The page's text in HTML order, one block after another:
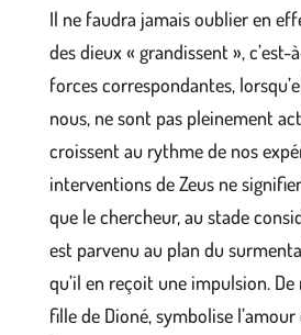
Il ne faudra jamais oublier en
des dieux « grandissent », c’est-
forces correspondantes,
nous, ne sont pas pleinement
croissent au rythme de nos
interventions de Zeus ne
que le chercheur, au stade
est parvenu au plan du
qu’il en reçoit une impulsion.
fille de Dioné, symbolise